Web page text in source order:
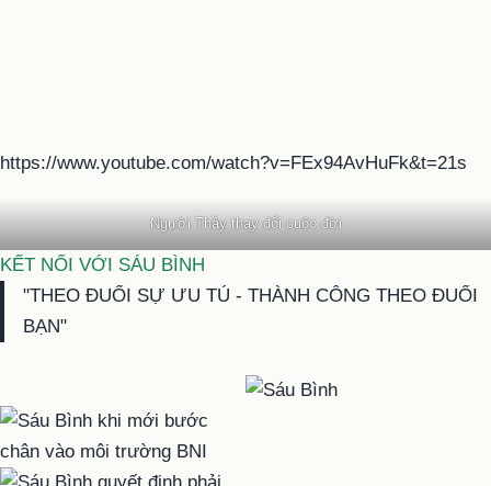
https://www.youtube.com/watch?v=FEx94AvHuFk&t=21s
Người Thầy thay đổi cuộc đời
KẾT NỐI VỚI SÁU BÌNH
"THEO ĐUỔI SỰ ƯU TÚ - THÀNH CÔNG THEO ĐUỔI
BẠN"